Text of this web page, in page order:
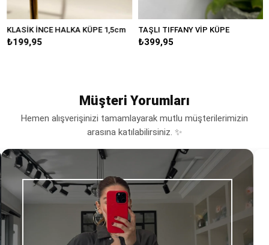
İNCE HALKA KÜPE 1,5cm TAŞLI TIFFANY VİP KÜPE
₺399,95
Müşteri Yorumları
Hemen alışverişinizi tamamlayarak mutlu müşterilerimizin
arasına katılabilirsiniz. ✨